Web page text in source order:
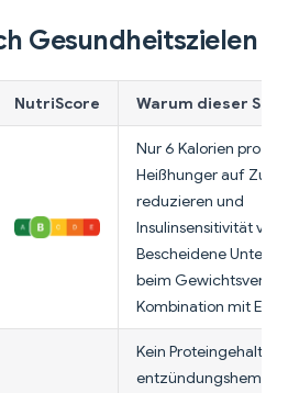
Gesundheitszielen
NutriScore Warum dieser
Nur 6 Kalorien pro TL,
Heißhunger auf
reduzieren und
Insulinsensitivität
Bescheidene
beim
Kombination mit
Kein Proteingehalt,